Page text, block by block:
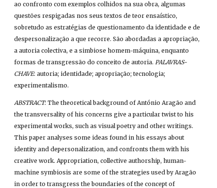
ao confronto com exemplos colhidos na sua obra, algumas
questões respigadas nos seus textos de teor ensaístico,
sobretudo as estratégias de questionamento da identidade e de
despersonalização a que recorre. São abordadas a apropriação,
a autoria colectiva, e a simbiose homem-máquina, enquanto
formas de transgressão do conceito de autoria. PALAVRAS-
CHAVE: autoria; identidade; apropriação; tecnologia;
experimentalismo.
ABSTRACT: The theoretical background of António Aragão and
the transversality of his concerns give a particular twist to his
experimental works, such as visual poetry and other writings.
This paper analyses some ideas found in his essays about
identity and depersonalization, and confronts them with his
creative work. Appropriation, collective authorship, human-
machine symbiosis are some of the strategies used by Aragão
in order to transgress the boundaries of the concept of